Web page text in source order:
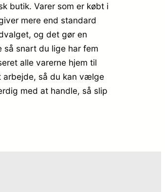
butik. Varer som er købt i
mere end standard
og det gør en
så snart du lige har fem
alle varerne hjem til
arbejde, så du kan vælge
med at handle, så slip